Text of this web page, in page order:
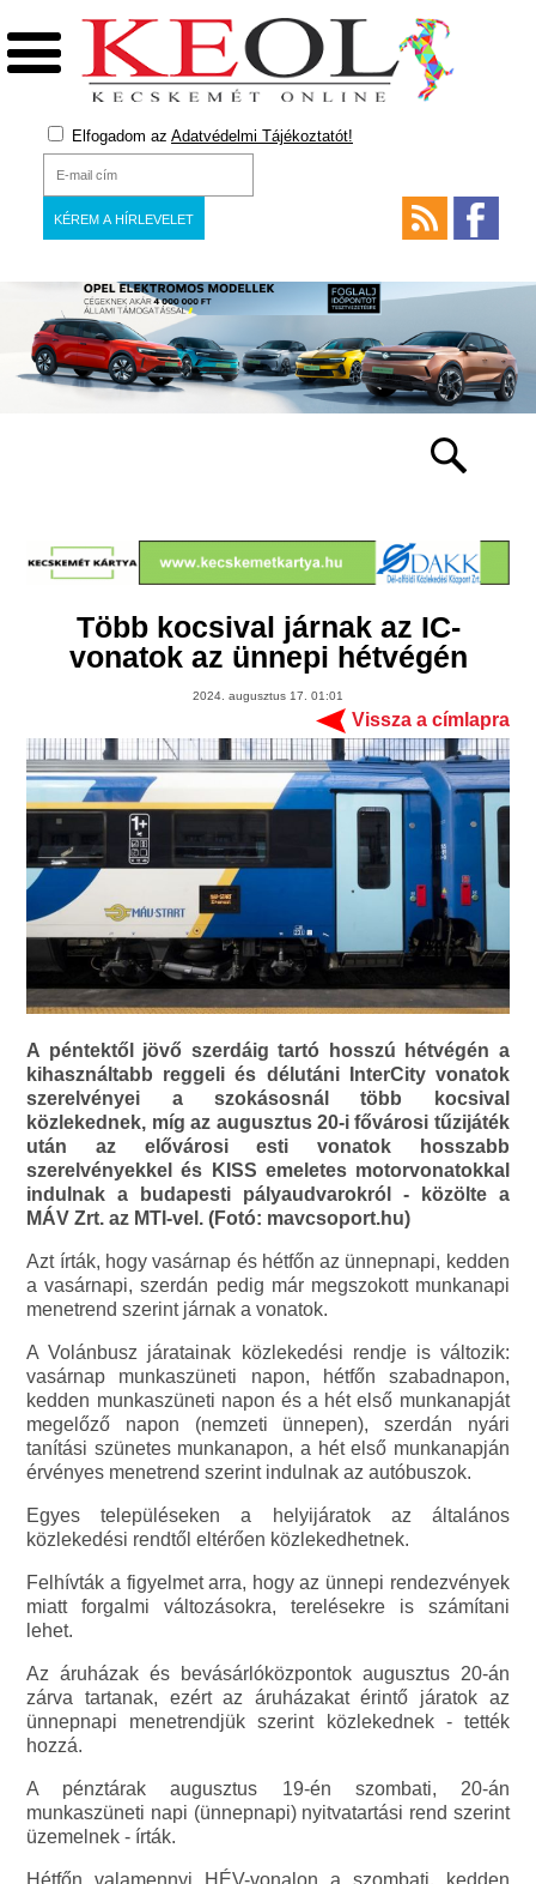
Elfogadom az Adatvédelmi Tájékoztatót!
Több kocsival járnak az IC-
vonatok az ünnepi hétvégén
2024. augusztus 17. 01:01
Vissza a címlapra
A péntektől jövő szerdáig tartó hosszú hétvégén a
kihasználtabb reggeli és délutáni InterCity vonatok
szerelvényei a szokásosnál több kocsival
közlekednek, míg az augusztus 20-i fővárosi tűzijáték
után az elővárosi esti vonatok hosszabb
szerelvényekkel és KISS emeletes motorvonatokkal
indulnak a budapesti pályaudvarokról - közölte a
MÁV Zrt. az MTI-vel. (Fotó: mavcsoport.hu)
Azt írták, hogy vasárnap és hétfőn az ünnepnapi, kedden
a vasárnapi, szerdán pedig már megszokott munkanapi
menetrend szerint járnak a vonatok.
A Volánbusz járatainak közlekedési rendje is változik:
vasárnap munkaszüneti napon, hétfőn szabadnapon,
kedden munkaszüneti napon és a hét első munkanapját
megelőző napon (nemzeti ünnepen), szerdán nyári
tanítási szünetes munkanapon, a hét első munkanapján
érvényes menetrend szerint indulnak az autóbuszok.
Egyes településeken a helyijáratok az általános
közlekedési rendtől eltérően közlekedhetnek.
Felhívták a figyelmet arra, hogy az ünnepi rendezvények
miatt forgalmi változásokra, terelésekre is számítani
lehet.
Az áruházak és bevásárlóközpontok augusztus 20-án
zárva tartanak, ezért az áruházakat érintő járatok az
ünnepnapi menetrendjük szerint közlekednek - tették
hozzá.
A pénztárak augusztus 19-én szombati, 20-án
munkaszüneti napi (ünnepnapi) nyitvatartási rend szerint
üzemelnek - írták.